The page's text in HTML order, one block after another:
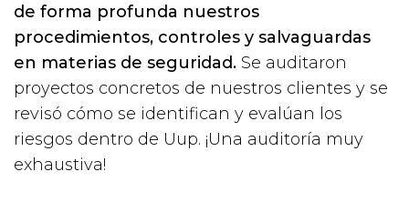
de forma profunda nuestros
procedimientos, controles y salvaguardas
en materias de seguridad. Se auditaron
proyectos concretos de nuestros clientes y se
revisó cómo se identifican y evalúan los
riesgos dentro de Uup. ¡Una auditoría muy
exhaustiva!